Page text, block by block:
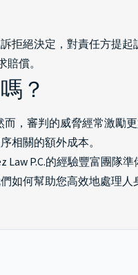
拒絕決定，對責任方提
償。
？
，審判的威脅經常激勵
相關的額外成本。
P.C.的經驗豐富團隊
如何幫助您高效地處理人